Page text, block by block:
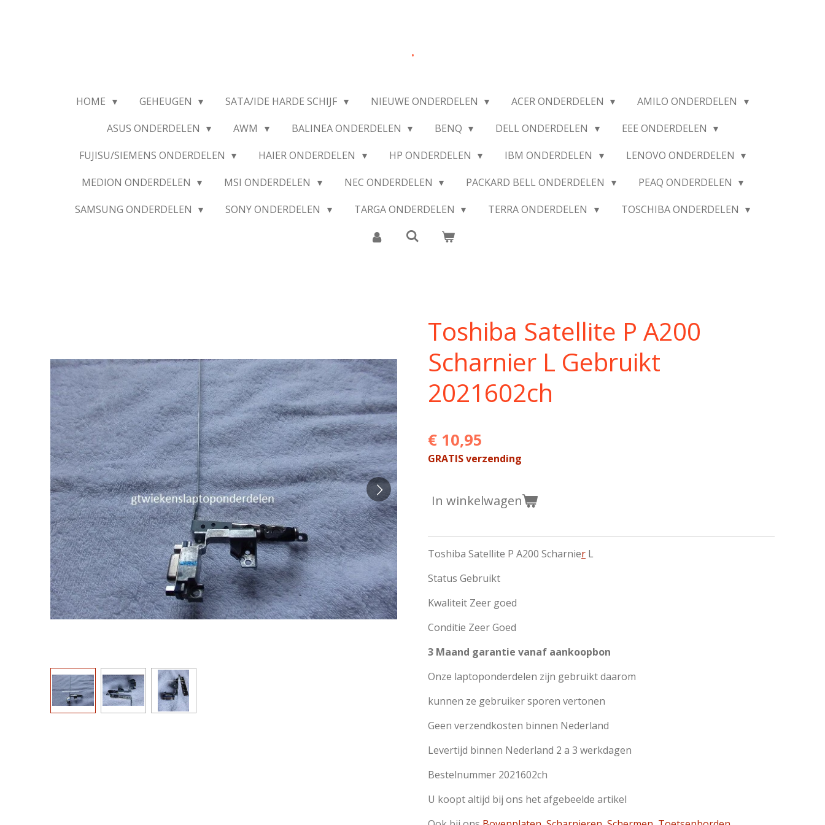
.
HOME GEHEUGEN SATA/IDE HARDE SCHIJF NIEUWE ONDERDELEN ACER ONDERDELEN
AMILO ONDERDELEN
ASUS ONDERDELEN
AWM BALINEA ONDERDELEN BENQ DELL ONDERDELEN
EEE ONDERDELEN
FUJISU/SIEMENS ONDERDELEN
HAIER ONDERDELEN HP ONDERDELEN IBM ONDERDELEN
LENOVO ONDERDELEN
MEDION ONDERDELEN
MSI ONDERDELEN NEC ONDERDELEN PACKARD BELL ONDERDELEN
PEAQ ONDERDELEN
SAMSUNG ONDERDELEN
SONY ONDERDELEN TARGA ONDERDELEN TERRA ONDERDELEN TOSCHIBA ONDERDELEN
Toshiba Satellite P A200
Scharnier L Gebruikt
2021602ch
€ 10,95
GRATIS verzending
In winkelwagen
Toshiba Satellite P A200 Scharnier L
Status Gebruikt
Kwaliteit Zeer goed
Conditie Zeer Goed
3 Maand garantie vanaf aankoopbon
Onze laptoponderdelen zijn gebruikt daarom
kunnen ze gebruiker sporen vertonen
Geen verzendkosten binnen Nederland
Levertijd binnen Nederland 2 a 3 werkdagen
Bestelnummer 2021602ch
U koopt altijd bij ons het afgebeelde artikel